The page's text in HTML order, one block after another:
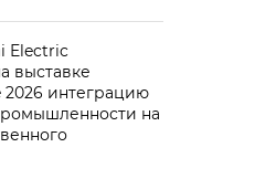
Electric
выставке
2026 интеграцию
на